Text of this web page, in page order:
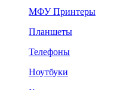
МФУ Принтеры
Планшеты
Телефоны
Ноутбуки